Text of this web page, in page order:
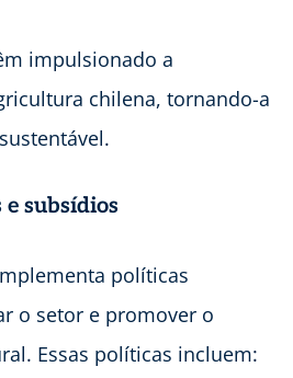
impulsionado a
chilena, tornando-a
subsídios
políticas
o setor e promover o
Essas políticas incluem: